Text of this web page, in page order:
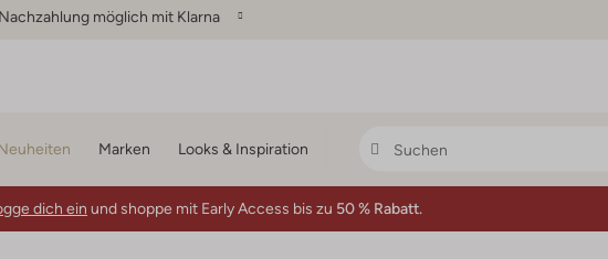
Nachzahlung möglich mit Klarna
Marken Looks & Inspiration
dich ein und shoppe mit Early Access bis zu 50 % Rabatt.